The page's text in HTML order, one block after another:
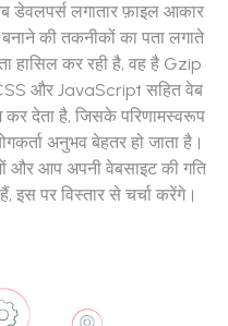
डेवलपर्स लगातार फ़ाइल आकार
की तकनीकों का पता लगाते
हासिल कर रही है, वह है Gzip
और JavaScript सहित वेब
देता है, जिसके परिणामस्वरूप
अनुभव बेहतर हो जाता है।
और आप अपनी वेबसाइट की गति
पर विस्तार से चर्चा करेंगे।